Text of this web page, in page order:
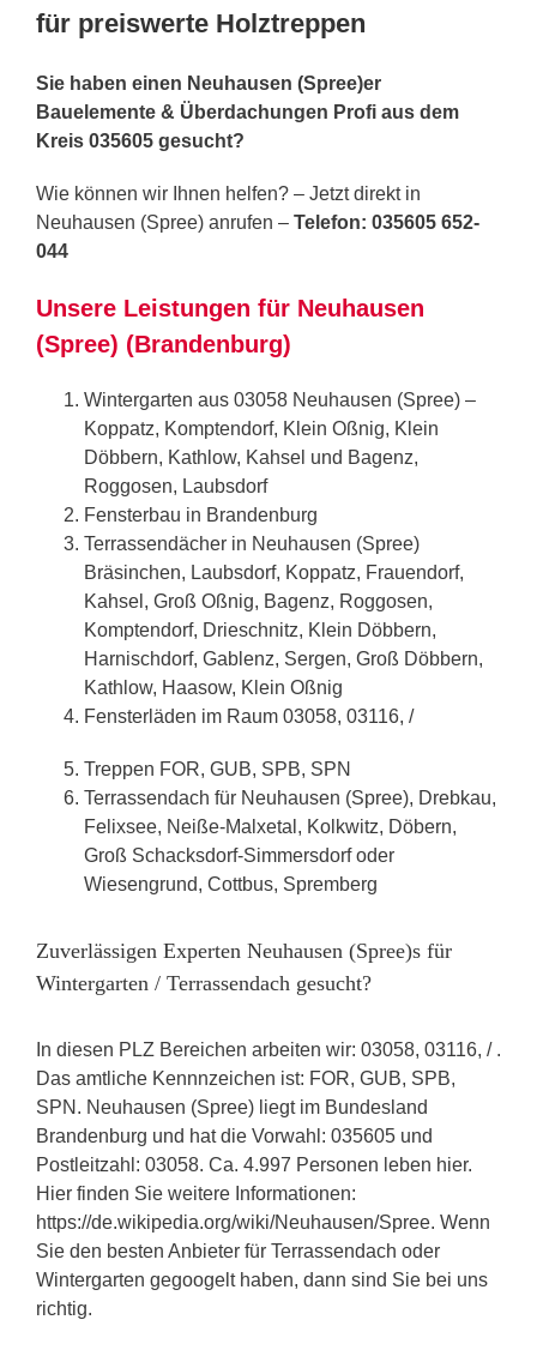
für preiswerte Holztreppen
Sie haben einen Neuhausen (Spree)er
Bauelemente & Überdachungen Profi aus dem
Kreis 035605 gesucht?
Wie können wir Ihnen helfen? – Jetzt direkt in
Neuhausen (Spree) anrufen – Telefon: 035605 652-
044
Unsere Leistungen für Neuhausen
(Spree) (Brandenburg)
Wintergarten aus 03058 Neuhausen (Spree) –
Koppatz, Komptendorf, Klein Oßnig, Klein
Döbbern, Kathlow, Kahsel und Bagenz,
Roggosen, Laubsdorf
Fensterbau in Brandenburg
Terrassendächer in Neuhausen (Spree)
Bräsinchen, Laubsdorf, Koppatz, Frauendorf,
Kahsel, Groß Oßnig, Bagenz, Roggosen,
Komptendorf, Drieschnitz, Klein Döbbern,
Harnischdorf, Gablenz, Sergen, Groß Döbbern,
Kathlow, Haasow, Klein Oßnig
Fensterläden im Raum 03058, 03116, /
Treppen FOR, GUB, SPB, SPN
Terrassendach für Neuhausen (Spree), Drebkau,
Felixsee, Neiße-Malxetal, Kolkwitz, Döbern,
Groß Schacksdorf-Simmersdorf oder
Wiesengrund, Cottbus, Spremberg
Zuverlässigen Experten Neuhausen (Spree)s für
Wintergarten / Terrassendach gesucht?
In diesen PLZ Bereichen arbeiten wir: 03058, 03116, / .
Das amtliche Kennnzeichen ist: FOR, GUB, SPB,
SPN. Neuhausen (Spree) liegt im Bundesland
Brandenburg und hat die Vorwahl: 035605 und
Postleitzahl: 03058. Ca. 4.997 Personen leben hier.
Hier finden Sie weitere Informationen:
https://de.wikipedia.org/wiki/Neuhausen/Spree. Wenn
Sie den besten Anbieter für Terrassendach oder
Wintergarten gegoogelt haben, dann sind Sie bei uns
richtig.